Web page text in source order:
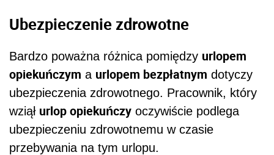
Ubezpieczenie zdrowotne
Bardzo poważna różnica pomiędzy urlopem
opiekuńczym a urlopem bezpłatnym dotyczy
ubezpieczenia zdrowotnego. Pracownik, który
wziął urlop opiekuńczy oczywiście podlega
ubezpieczeniu zdrowotnemu w czasie
przebywania na tym urlopu.